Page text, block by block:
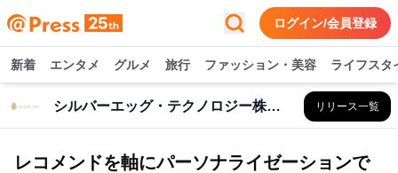
ログイン/会員登録
新着 エンタメ グルメ 旅行 ファッション・美容 ライフスタ
シルバーエッグ・テクノロジー株式会社 リリース一覧
レコメンドを軸にパーソナライゼーションで